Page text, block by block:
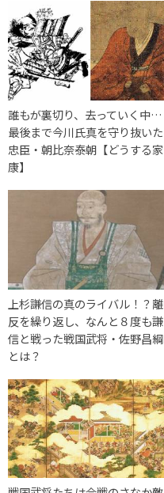
誰もが裏切り、去っていく中…
最後まで今川氏真を守り抜いた
忠臣・朝比奈泰朝【どうする家
康】
上杉謙信の真のライバル！？離
反を繰り返し、なんと８度も謙
信と戦った戦国武将・佐野昌綱
とは？